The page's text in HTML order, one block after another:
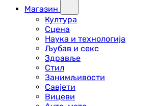
Магазин
Култура
Сцена
Наука и технологија
Љубав и секс
Здравље
Стил
Занимљивости
Савјети
Вицеви